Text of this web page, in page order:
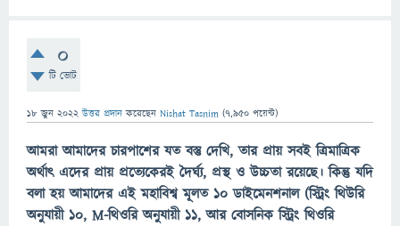
0
টি ভোট
18 জুন 2022 উত্তর প্রদান করেছেন Nishat Tasnim (7,950 পয়েন্ট)
আমরা আমাদের চারপাশের যত বস্তু দেখি, তার প্রায় সবই ত্রিমাত্রিক
অর্থাৎ এদের প্রায় প্রত্যেকেরই দৈর্ঘ্য, প্রস্থ ও উচ্চতা রয়েছে। কিন্তু যদি
বলা হয় আমাদের এই মহাবিশ্ব মূলত ১০ ডাইমেনশনাল (স্ট্রিং থিউরি
অনুযায়ী ১০, M-থিওরি অনুযায়ী ১১, আর বোসনিক স্ট্রিং থিওরি